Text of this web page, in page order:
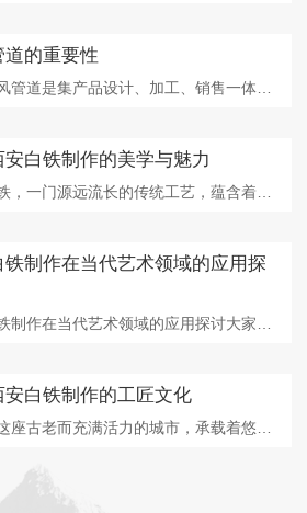
道的重要性
众达通风管道是集产品设计、加工、销售一体化的专业生产管道的大型企业,生产工艺均采用智能全自动化控制。排烟管道在现代建筑和工业生产中扮演着至关重要的角色，其重要性不容忽视。以下是对排烟管道重要性的详细阐述。 首先，排烟管道是..火灾..的关键设施。在火灾发生时，烟雾和有毒气体的迅速扩散是危害人员生命..的主要因
安白铁制作的美学与魅力
西安白铁，一门源远流长的传统工艺，蕴含着深厚的文化底蕴与..的技艺。其制作之美学与独特魅力，一直以来都备受人们喜爱与推崇。每一件经由西安白铁打造的作品，都凝聚着匠心独运的..技艺和对细节的..关注。从锤炼铁块到成品问世，每一个环节都彰显着大师们的智慧与辛勤。在这个快节奏的时代，西安白铁的制作过程显得尤为珍贵，它不仅仅是
铁制作在当代艺术领域的应用探
西安白铁制作在当代艺术领域的应用探讨大家好，..我想和大家分享一下关于西安白铁制作在当代艺术领域的应用探讨。白铁是一种质地坚硬、永不腐蚀的金属材料，经过工匠们巧妙的加工和打磨，能够展现出令人惊叹的美感和独特的艺术价值。在当代艺术领域，西安白铁制作以其独特的质感和造型被越来越多的艺术家所青睐。艺术家们通过对白铁的理解和运
安白铁制作的工匠文化
西安，这座古老而充满活力的城市，承载着悠久的历史和独特的文化。在这里，有一群默默无闻却技艺..的白铁工匠，他们传承着代代相传的制作工艺，展现出一种独特的工匠精神。走近西安白铁制作的工匠文化，就像是踏入一个奇妙的时光隧道。这些工匠们凭借着手中的铁器和熟练的技艺，打造出一个又一个令人惊叹的作品。他们用心灵雕刻每一寸铁皮，赋